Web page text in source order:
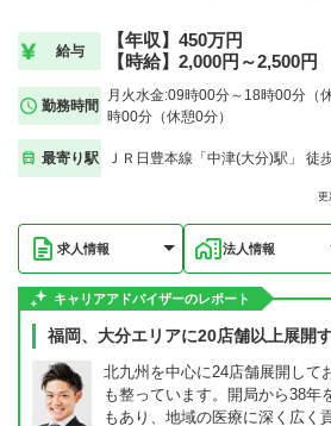
給与
【年収】450万円
【時給】2,000円～2,500円
勤務時間
月火水金:09時00分～18時00分（
時00分（休憩0分）
最寄り駅 ＪＲ日豊本線「中津(大分)駅」 徒
更
求人情報 法人情報
キャリアアドバイザーのレポート
福岡、大分エリアに20店舗以上展開
北九州を中心に24店舗展開して
も整っています。開局から38年
もあり、地域の医療に深く広く